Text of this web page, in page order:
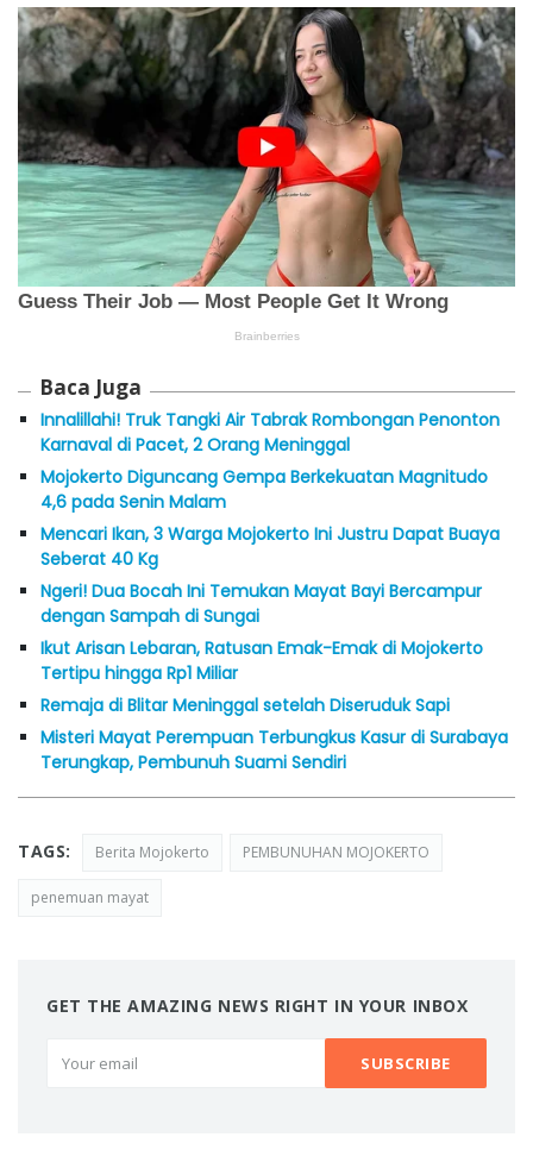
Baca Juga
Innalillahi! Truk Tangki Air Tabrak Rombongan Penonton
Karnaval di Pacet, 2 Orang Meninggal
Mojokerto Diguncang Gempa Berkekuatan Magnitudo
4,6 pada Senin Malam
Mencari Ikan, 3 Warga Mojokerto Ini Justru Dapat Buaya
Seberat 40 Kg
Ngeri! Dua Bocah Ini Temukan Mayat Bayi Bercampur
dengan Sampah di Sungai
Ikut Arisan Lebaran, Ratusan Emak-Emak di Mojokerto
Tertipu hingga Rp1 Miliar
Remaja di Blitar Meninggal setelah Diseruduk Sapi
Misteri Mayat Perempuan Terbungkus Kasur di Surabaya
Terungkap, Pembunuh Suami Sendiri
TAGS: Berita Mojokerto PEMBUNUHAN MOJOKERTO
penemuan mayat
GET THE AMAZING NEWS RIGHT IN YOUR INBOX